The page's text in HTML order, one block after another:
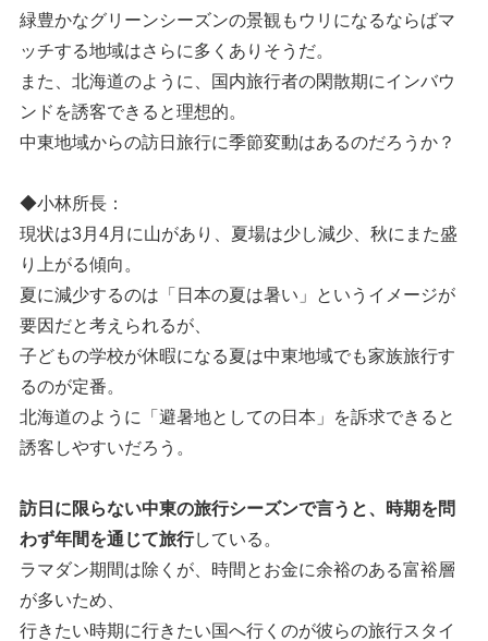
緑豊かなグリーンシーズンの景観もウリになるならばマ
ッチする地域はさらに多くありそうだ。
また、北海道のように、国内旅行者の閑散期にインバウ
ンドを誘客できると理想的。
中東地域からの訪日旅行に季節変動はあるのだろうか？
◆小林所長：
現状は3月4月に山があり、夏場は少し減少、秋にまた盛
り上がる傾向。
夏に減少するのは「日本の夏は暑い」というイメージが
要因だと考えられるが、
子どもの学校が休暇になる夏は中東地域でも家族旅行す
るのが定番。
北海道のように「避暑地としての日本」を訴求できると
誘客しやすいだろう。
訪日に限らない中東の旅行シーズンで言うと、時期を問
わず年間を通じて旅行している。
ラマダン期間は除くが、時間とお金に余裕のある富裕層
が多いため、
行きたい時期に行きたい国へ行くのが彼らの旅行スタイ